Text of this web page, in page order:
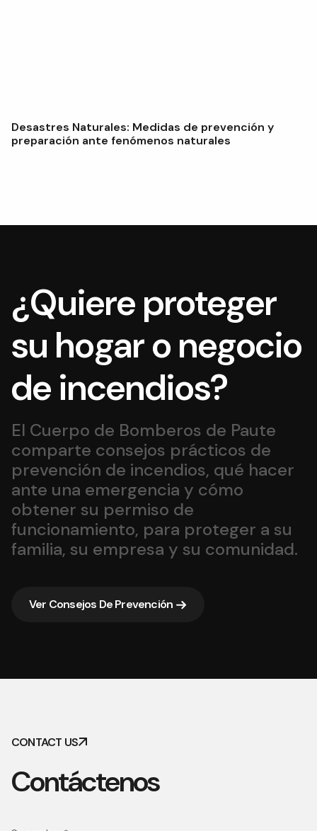
Desastres Naturales: Medidas de prevención y
preparación ante fenómenos naturales
¿Quiere proteger
su hogar o negocio
de incendios?
El Cuerpo de Bomberos de Paute
comparte consejos prácticos de
prevención de incendios, qué hacer
ante una emergencia y cómo
obtener su permiso de
funcionamiento, para proteger a su
familia, su empresa y su comunidad.
Ver Consejos De Prevención
Ver Consejos De Prevención
CONTACT US
Contáctenos